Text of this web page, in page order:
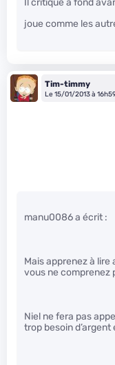
Il critique à fond
joue comme les
Tim-timmy
Le 15/01/2013 à
manu0086 a écrit :
Mais apprenez à
vous ne comprenez
Niel ne fera pas
trop besoin